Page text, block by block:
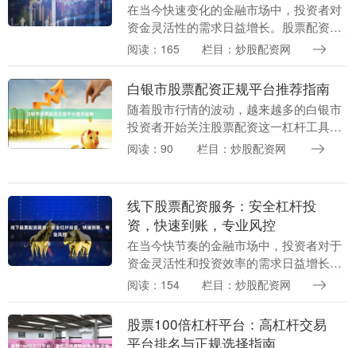
在当今快速变化的金融市场中，投资者对
资金灵活性的需求日益增长。股票配资作
为一种成熟的金融工具，正在帮助越来越
率。股天下股票配资....
阅读：165 栏目：炒股配资网
白银市股票配资正规平台推荐指南
随着股市行情的波动，越来越多的白银市
投资者开始关注股票配资这一杠杆工具。
然而，面对市场上众多的配资平台，如何
阅读：90 栏目：炒股配资网
线下股票配资服务：安全杠杆投
资，快速到账，专业风控
在当今快节奏的金融市场中，投资者对于
资金灵活性和投资效率的需求日益增长。
线下股票配资服务作为一种传统的资金杠
点，正吸引着越来越....
阅读：154 栏目：炒股配资网
股票100倍杠杆平台：高杠杆交易
平台排名与正规选择指南